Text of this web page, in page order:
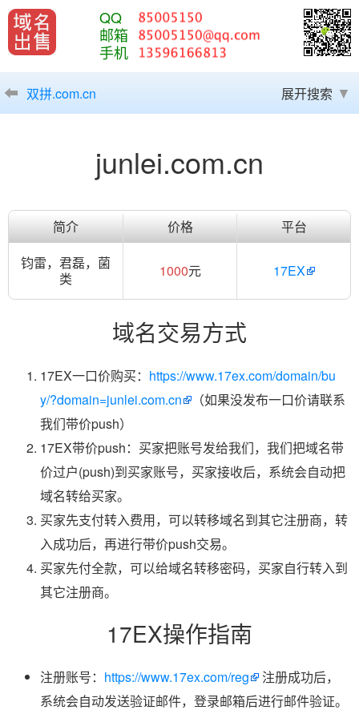
QQ
邮箱
手机
双拼.com.cn 展开搜索
junlei.com.cn
简介 价格
平台
钧雷，君磊，菌
类
1000元 17EX
域名交易方式
17EX一口价购买： https://www.17ex.com/domain/bu
y/?domain=junlei.com.cn
（如果没发布一口价请联系
我们带价push）
17EX带价push：买家把账号发给我们，我们把域名带
价过户(push)到买家账号，买家接收后，系统会自动把
域名转给买家。
买家先支付转入费用，可以转移域名到其它注册商，转
入成功后，再进行带价push交易。
买家先付全款，可以给域名转移密码，买家自行转入到
其它注册商。
17EX操作指南
注册账号： https://www.17ex.com/reg
注册成功后，
系统会自动发送验证邮件，登录邮箱后进行邮件验证。